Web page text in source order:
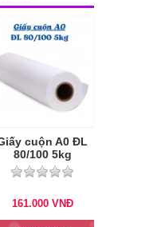
cuộn A0 ĐL
80/100 5kg
161.000 VNĐ